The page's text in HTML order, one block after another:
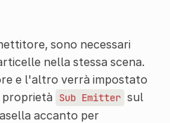
sono necessari
nella stessa scena.
e l'altro verrà impostato
proprietà
Sub Emitter sul
accanto per